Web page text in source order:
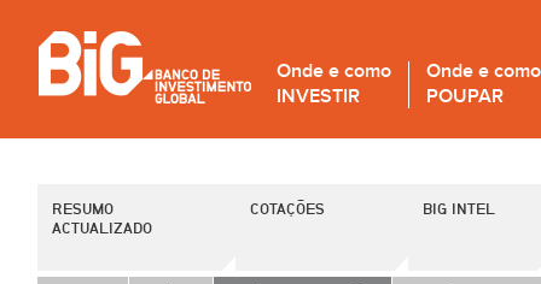
Onde e como
INVESTIR
Onde e como
POUPAR
RESUMO
ACTUALIZADO
COTAÇÕES BIG INTEL